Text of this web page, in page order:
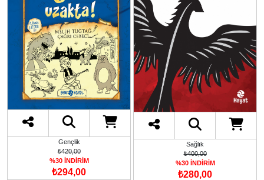
Gençlik
₺420,00
%30 İNDİRİM
₺294,00
Sağlık
₺400,00
%30 İNDİRİM
₺280,00